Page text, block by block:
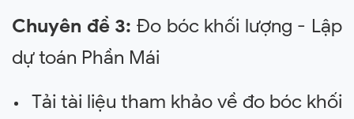
Chuyên đề 3: Đo bóc khối lượng - Lập
dự toán Phần Mái
Tải tài liệu tham khảo về đo bóc khối